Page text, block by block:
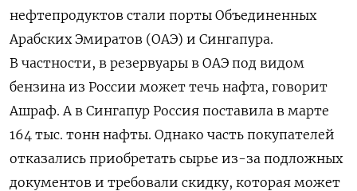
нефтепродуктов стали порты Объединенных
Арабских Эмиратов (ОАЭ) и Сингапура.
В частности, в резервуары в ОАЭ под видом
бензина из России может течь нафта, говорит
Ашраф. А в Сингапур Россия поставила в марте
164 тыс. тонн нафты. Однако часть покупателей
отказались приобретать сырье из-за подложных
документов и требовали скидку, которая может